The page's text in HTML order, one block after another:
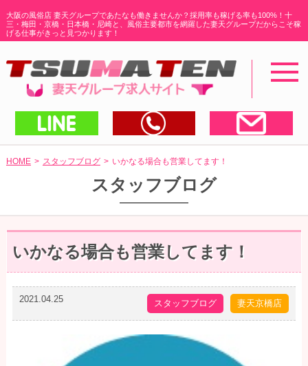
大阪の風俗店 妻天グループであたなも働きませんか？採用率も稼げる率も100%！十
三・梅田・京橋・日本橋・尼崎と、 風俗主要都市を網羅した妻天グループだからこそ稼
げる仕事がきっと見つかります！
toggle
HOME スタッフブログ いかなる場合も営業してます！
スタッフブログ
いかなる場合も営業してます！
2021.04.25 妻天京橋店
スタッフブログ